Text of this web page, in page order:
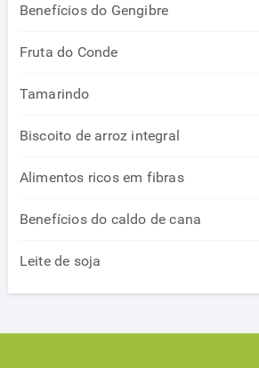
Benefícios do Gengibre
Fruta do Conde
Tamarindo
Biscoito de arroz integral
Alimentos ricos em fibras
Benefícios do caldo de cana
Leite de soja